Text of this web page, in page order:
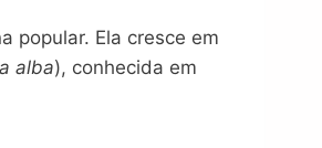
popular. Ela cresce em
alba), conhecida em